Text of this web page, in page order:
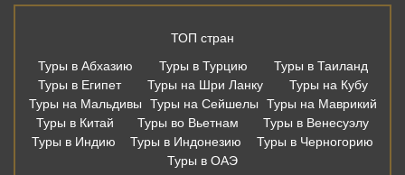
ТОП стран
Туры в Абхазию
Туры в Турцию
Туры в Таиланд
Туры в Египет
Туры на Шри Ланку
Туры на Кубу
Туры на Мальдивы
Туры на Сейшелы
Туры на Маврикий
Туры в Китай
Туры во Вьетнам
Туры в Венесуэлу
Туры в Индию
Туры в Индонезию
Туры в Черногорию
Туры в ОАЭ